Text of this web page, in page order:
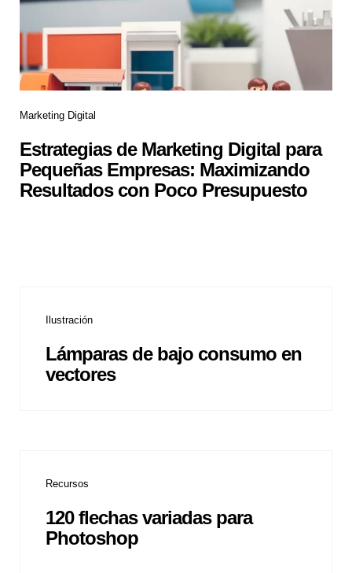
Marketing Digital
Estrategias de Marketing Digital para
Pequeñas Empresas: Maximizando
Resultados con Poco Presupuesto
Ilustración
Lámparas de bajo consumo en
vectores
Recursos
120 flechas variadas para
Photoshop